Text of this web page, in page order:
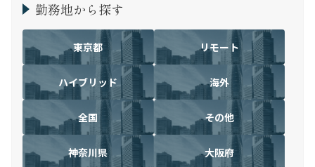
勤務地から探す
東京都 リモート
ハイブリッド 海外
全国 その他
神奈川県 大阪府